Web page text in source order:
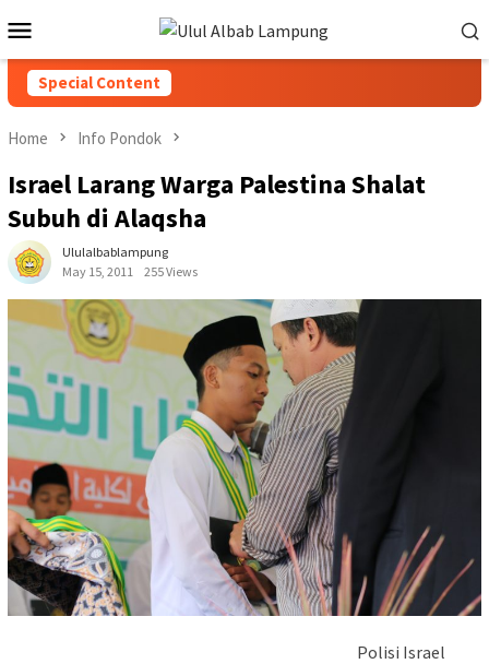
Special Content
Home Info Pondok
Israel Larang Warga Palestina Shalat
Subuh di Alaqsha
Ululalbablampung
May 15, 2011
255 Views
Polisi Israel